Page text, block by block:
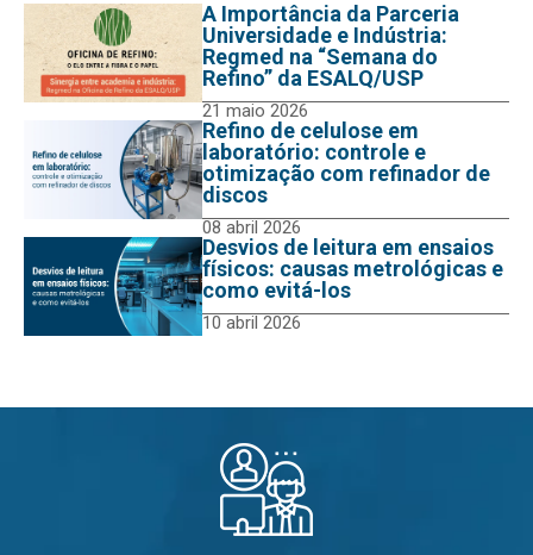
A Importância da Parceria
Universidade e Indústria:
Regmed na “Semana do
Refino” da ESALQ/USP
21 maio 2026
Refino de celulose em
laboratório: controle e
otimização com refinador de
discos
08 abril 2026
Desvios de leitura em ensaios
físicos: causas metrológicas e
como evitá-los
10 abril 2026